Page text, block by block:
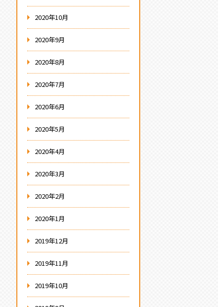
2020年10月
2020年9月
2020年8月
2020年7月
2020年6月
2020年5月
2020年4月
2020年3月
2020年2月
2020年1月
2019年12月
2019年11月
2019年10月